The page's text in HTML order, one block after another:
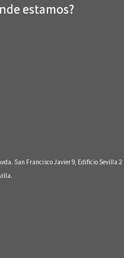
estamos?
San Francisco Javier 9, Edificio Sevilla 2